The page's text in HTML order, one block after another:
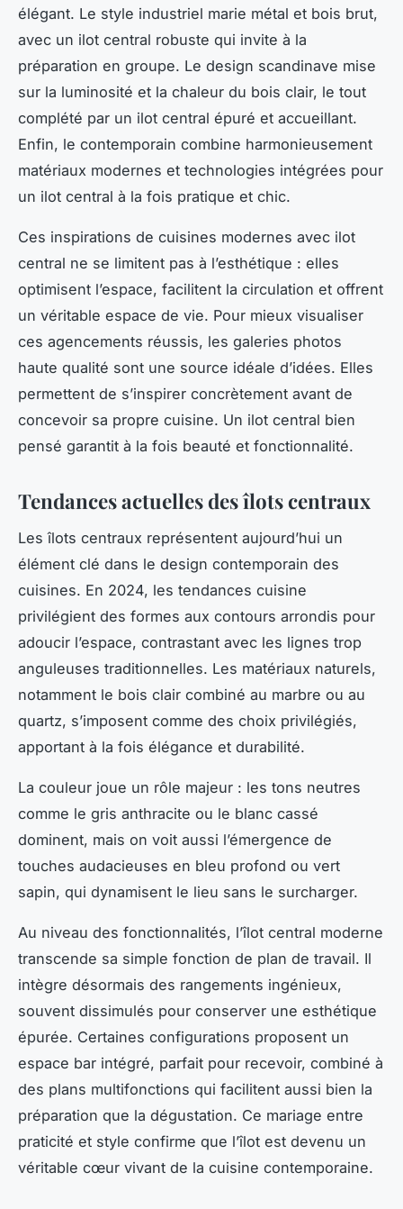
élégant. Le style industriel marie métal et bois brut,
avec un ilot central robuste qui invite à la
préparation en groupe. Le design scandinave mise
sur la luminosité et la chaleur du bois clair, le tout
complété par un ilot central épuré et accueillant.
Enfin, le contemporain combine harmonieusement
matériaux modernes et technologies intégrées pour
un ilot central à la fois pratique et chic.
Ces inspirations de cuisines modernes avec ilot
central ne se limitent pas à l’esthétique : elles
optimisent l’espace, facilitent la circulation et offrent
un véritable espace de vie. Pour mieux visualiser
ces agencements réussis, les galeries photos
haute qualité sont une source idéale d’idées. Elles
permettent de s’inspirer concrètement avant de
concevoir sa propre cuisine. Un ilot central bien
pensé garantit à la fois beauté et fonctionnalité.
Tendances actuelles des îlots centraux
Les îlots centraux représentent aujourd’hui un
élément clé dans le design contemporain des
cuisines. En 2024, les tendances cuisine
privilégient des formes aux contours arrondis pour
adoucir l’espace, contrastant avec les lignes trop
anguleuses traditionnelles. Les matériaux naturels,
notamment le bois clair combiné au marbre ou au
quartz, s’imposent comme des choix privilégiés,
apportant à la fois élégance et durabilité.
La couleur joue un rôle majeur : les tons neutres
comme le gris anthracite ou le blanc cassé
dominent, mais on voit aussi l’émergence de
touches audacieuses en bleu profond ou vert
sapin, qui dynamisent le lieu sans le surcharger.
Au niveau des fonctionnalités, l’îlot central moderne
transcende sa simple fonction de plan de travail. Il
intègre désormais des rangements ingénieux,
souvent dissimulés pour conserver une esthétique
épurée. Certaines configurations proposent un
espace bar intégré, parfait pour recevoir, combiné à
des plans multifonctions qui facilitent aussi bien la
préparation que la dégustation. Ce mariage entre
praticité et style confirme que l’îlot est devenu un
véritable cœur vivant de la cuisine contemporaine.